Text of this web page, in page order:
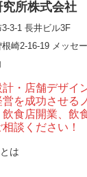
イブ感を両立した
ダン串揚げ店。
Norme（クゥ
ム）】女子会にお
な&…
所株式会社
3-1 長井ビル3F
根崎2-16-19 メッセ
計・店舗デザイ
を成功させる
食店開業、飲
談ください！
は